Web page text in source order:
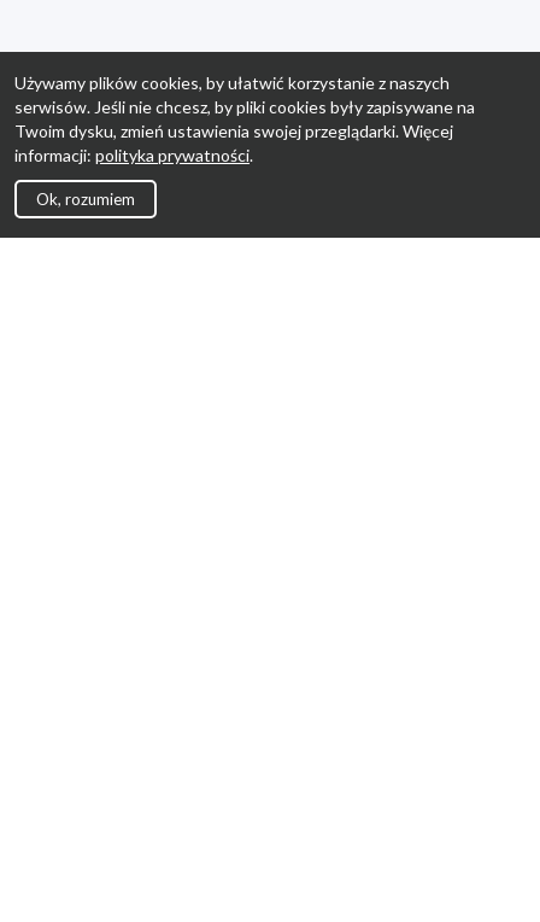
Używamy plików cookies, by ułatwić korzystanie z naszych
serwisów. Jeśli nie chcesz, by pliki cookies były zapisywane na
Twoim dysku, zmień ustawienia swojej przeglądarki. Więcej
informacji: polityka prywatności.
Ok, rozumiem